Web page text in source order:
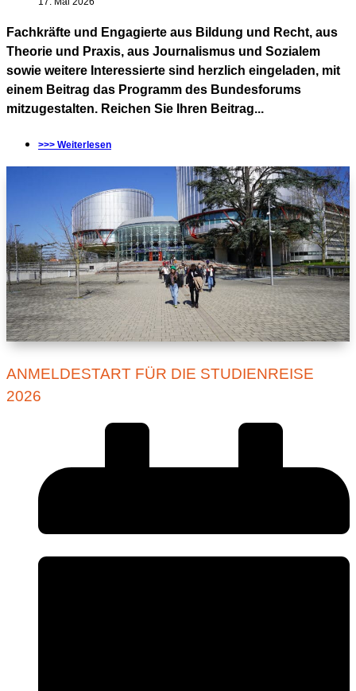
Fachkräfte und Engagierte aus Bildung und Recht, aus
Theorie und Praxis, aus Journalismus und Sozialem
sowie weitere Interessierte sind herzlich eingeladen, mit
einem Beitrag das Programm des Bundesforums
mitzugestalten. Reichen Sie Ihren Beitrag...
>>> Weiterlesen
ANMELDESTART FÜR DIE STUDIENREISE
2026